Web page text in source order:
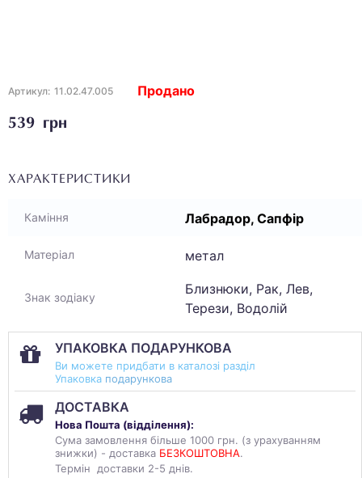
Артикул: 11.02.47.005
539 грн
Продано
ХАРАКТЕРИСТИКИ
Каміння Лабрадор, Сапфір
Матеріал метал
Знак зодіаку
Близнюки, Рак, Лев,
Терези, Водолій
УПАКОВКА ПОДАРУНКОВА
Ви можете придбати в каталозі разділ
Упаковка подарункова
ДОСТАВКА
Нова Пошта (відділення):
Сума замовлення більше 1000 грн. (з урахуванням
знижки) - доставка БЕЗКОШТОВНА.
Термін доставки 2-5 днів.